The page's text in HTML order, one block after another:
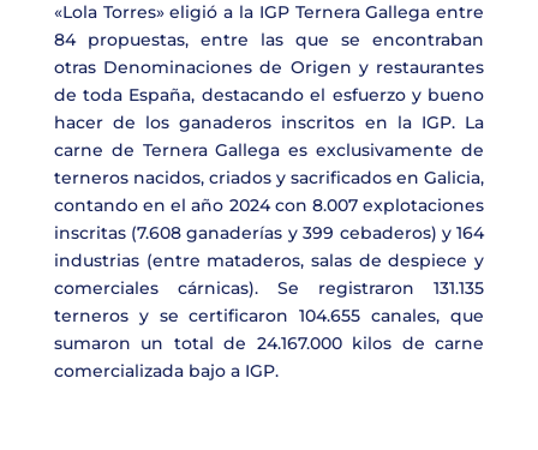
«Lola Torres» eligió a la IGP Ternera Gallega entre
84 propuestas, entre las que se encontraban
otras Denominaciones de Origen y restaurantes
de toda España, destacando el esfuerzo y bueno
hacer de los ganaderos inscritos en la IGP. La
carne de Ternera Gallega es exclusivamente de
terneros nacidos, criados y sacrificados en Galicia,
contando en el año 2024 con 8.007 explotaciones
inscritas (7.608 ganaderías y 399 cebaderos) y 164
industrias (entre mataderos, salas de despiece y
comerciales cárnicas). Se registraron 131.135
terneros y se certificaron 104.655 canales, que
sumaron un total de 24.167.000 kilos de carne
comercializada bajo a IGP.